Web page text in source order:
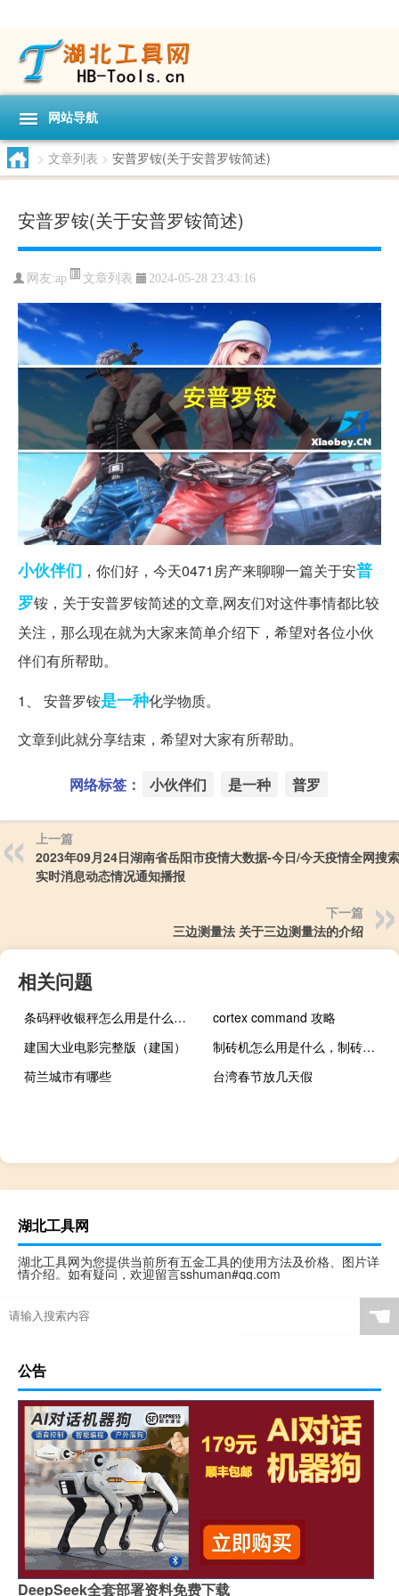
网站导航
> 文章列表 > 安普罗铵(关于安普罗铵简述)
安普罗铵(关于安普罗铵简述)
网友:ap 文章列表 2024-05-28 23:43:16
小伙伴们 ，你们好，今天0471房产来聊聊一篇关于安普
罗铵，关于安普罗铵简述的文章,网友们对这件事情都比较
关注，那么现在就为大家来简单介绍下，希望对各位小伙
伴们有所帮助。
1、 安普罗铵是一种化学物质。
文章到此就分享结束，希望对大家有所帮助。
网络标签： 小伙伴们 是一种 普罗
上一篇
2023年09月24日湖南省岳阳市疫情大数据-今日/今天疫情全网搜
实时消息动态情况通知播报
下一篇
三边测量法 关于三边测量法的介绍
相关问题
条码秤收银秤怎么用是什么，条码秤收银秤怎么用2021价格和图文详情
cortex command 攻略
建国大业电影完整版（建国）
制砖机怎么用是什么，制砖机怎么用2021价格和图文详情
荷兰城市有哪些
台湾春节放几天假
湖北工具网
湖北工具网为您提供当前所有五金工具的使用方法及价格、图片详
情介绍。如有疑问，欢迎留言sshuman#qq.com
☚
公告
DeepSeek全套部署资料免费下载